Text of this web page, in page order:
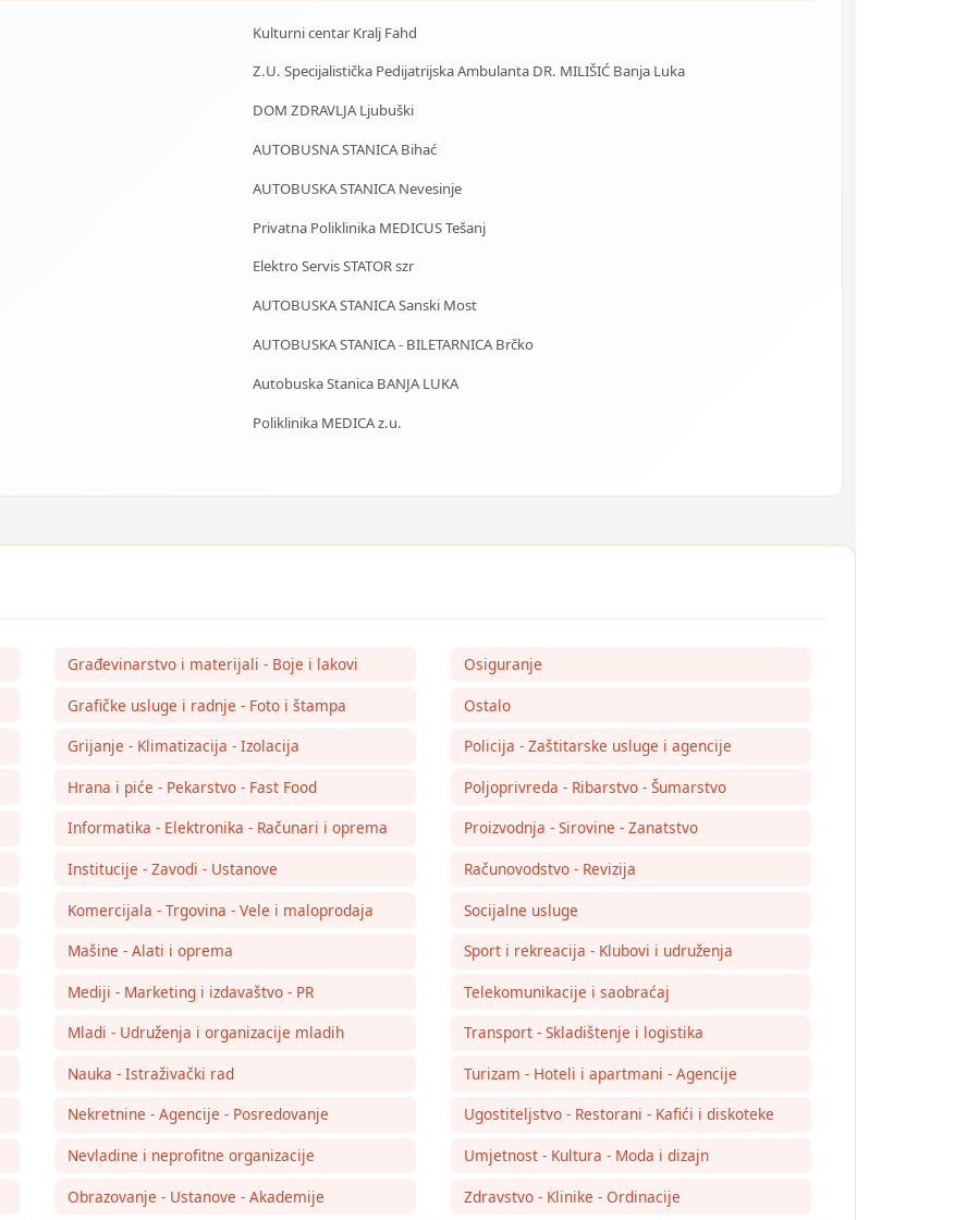
Kulturni centar Kralj Fahd
Z.U. Specijalistička Pedijatrijska Ambulanta DR. MILIŠIĆ Banja Luka
DOM ZDRAVLJA Ljubuški
AUTOBUSNA STANICA Bihać
AUTOBUSKA STANICA Nevesinje
Privatna Poliklinika MEDICUS Tešanj
Elektro Servis STATOR szr
AUTOBUSKA STANICA Sanski Most
AUTOBUSKA STANICA - BILETARNICA Brčko
Autobuska Stanica BANJA LUKA
Poliklinika MEDICA z.u.
Građevinarstvo i materijali - Boje i lakovi
Grafičke usluge i radnje - Foto i štampa
Grijanje - Klimatizacija - Izolacija
Hrana i piće - Pekarstvo - Fast Food
Informatika - Elektronika - Računari i oprema
Institucije - Zavodi - Ustanove
Komercijala - Trgovina - Vele i maloprodaja
Mašine - Alati i oprema
Mediji - Marketing i izdavaštvo - PR
Mladi - Udruženja i organizacije mladih
Nauka - Istraživački rad
Nekretnine - Agencije - Posredovanje
Nevladine i neprofitne organizacije
Obrazovanje - Ustanove - Akademije
Osiguranje
Ostalo
Policija - Zaštitarske usluge i agencije
Poljoprivreda - Ribarstvo - Šumarstvo
Proizvodnja - Sirovine - Zanatstvo
Računovodstvo - Revizija
Socijalne usluge
Sport i rekreacija - Klubovi i udruženja
Telekomunikacije i saobraćaj
Transport - Skladištenje i logistika
Turizam - Hoteli i apartmani - Agencije
Ugostiteljstvo - Restorani - Kafići i diskoteke
Umjetnost - Kultura - Moda i dizajn
Zdravstvo - Klinike - Ordinacije